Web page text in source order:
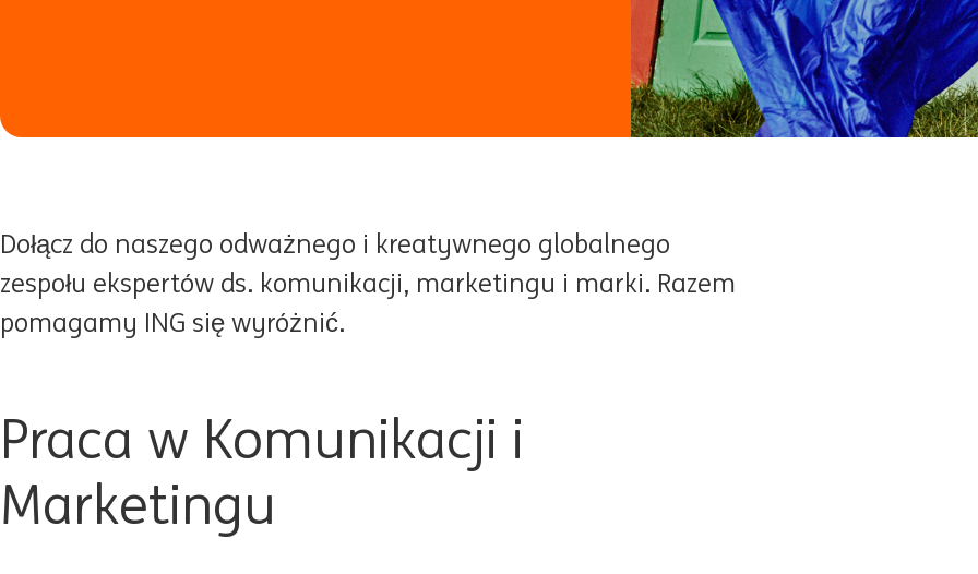
Dołącz do naszego odważnego i kreatywnego globalnego
zespołu ekspertów ds. komunikacji, marketingu i marki. Razem
pomagamy ING się wyróżnić.
Praca w Komunikacji i
Marketingu